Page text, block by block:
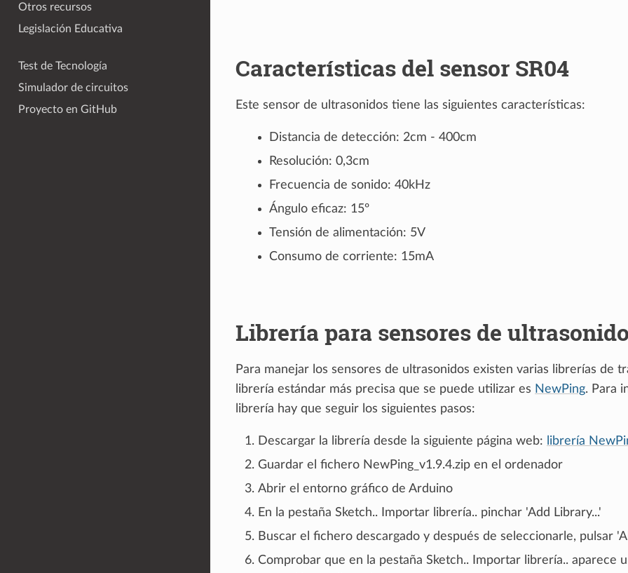
Características del sensor SR04
Este sensor de ultrasonidos tiene las siguientes características:
Distancia de detección: 2cm - 400cm
Resolución: 0,3cm
Frecuencia de sonido: 40kHz
Ángulo eficaz: 15º
Tensión de alimentación: 5V
Consumo de corriente: 15mA
Librería para sensores de
Para manejar los sensores de ultrasonidos existen varias librerías de
librería estándar más precisa que se puede utilizar es NewPing. Para
librería hay que seguir los siguientes pasos:
Descargar la librería desde la siguiente página web:
librería
Guardar el fichero NewPing_v1.9.4.zip en el ordenador
Abrir el entorno gráfico de Arduino
En la pestaña Sketch.. Importar librería.. pinchar 'Add Library...'
Buscar el fichero descargado y después de seleccionarle, pulsar
Comprobar que en la pestaña Sketch.. Importar librería.. aparece
Otros recursos
Legislación Educativa
Test de Tecnología
Simulador de circuitos
Proyecto en GitHub